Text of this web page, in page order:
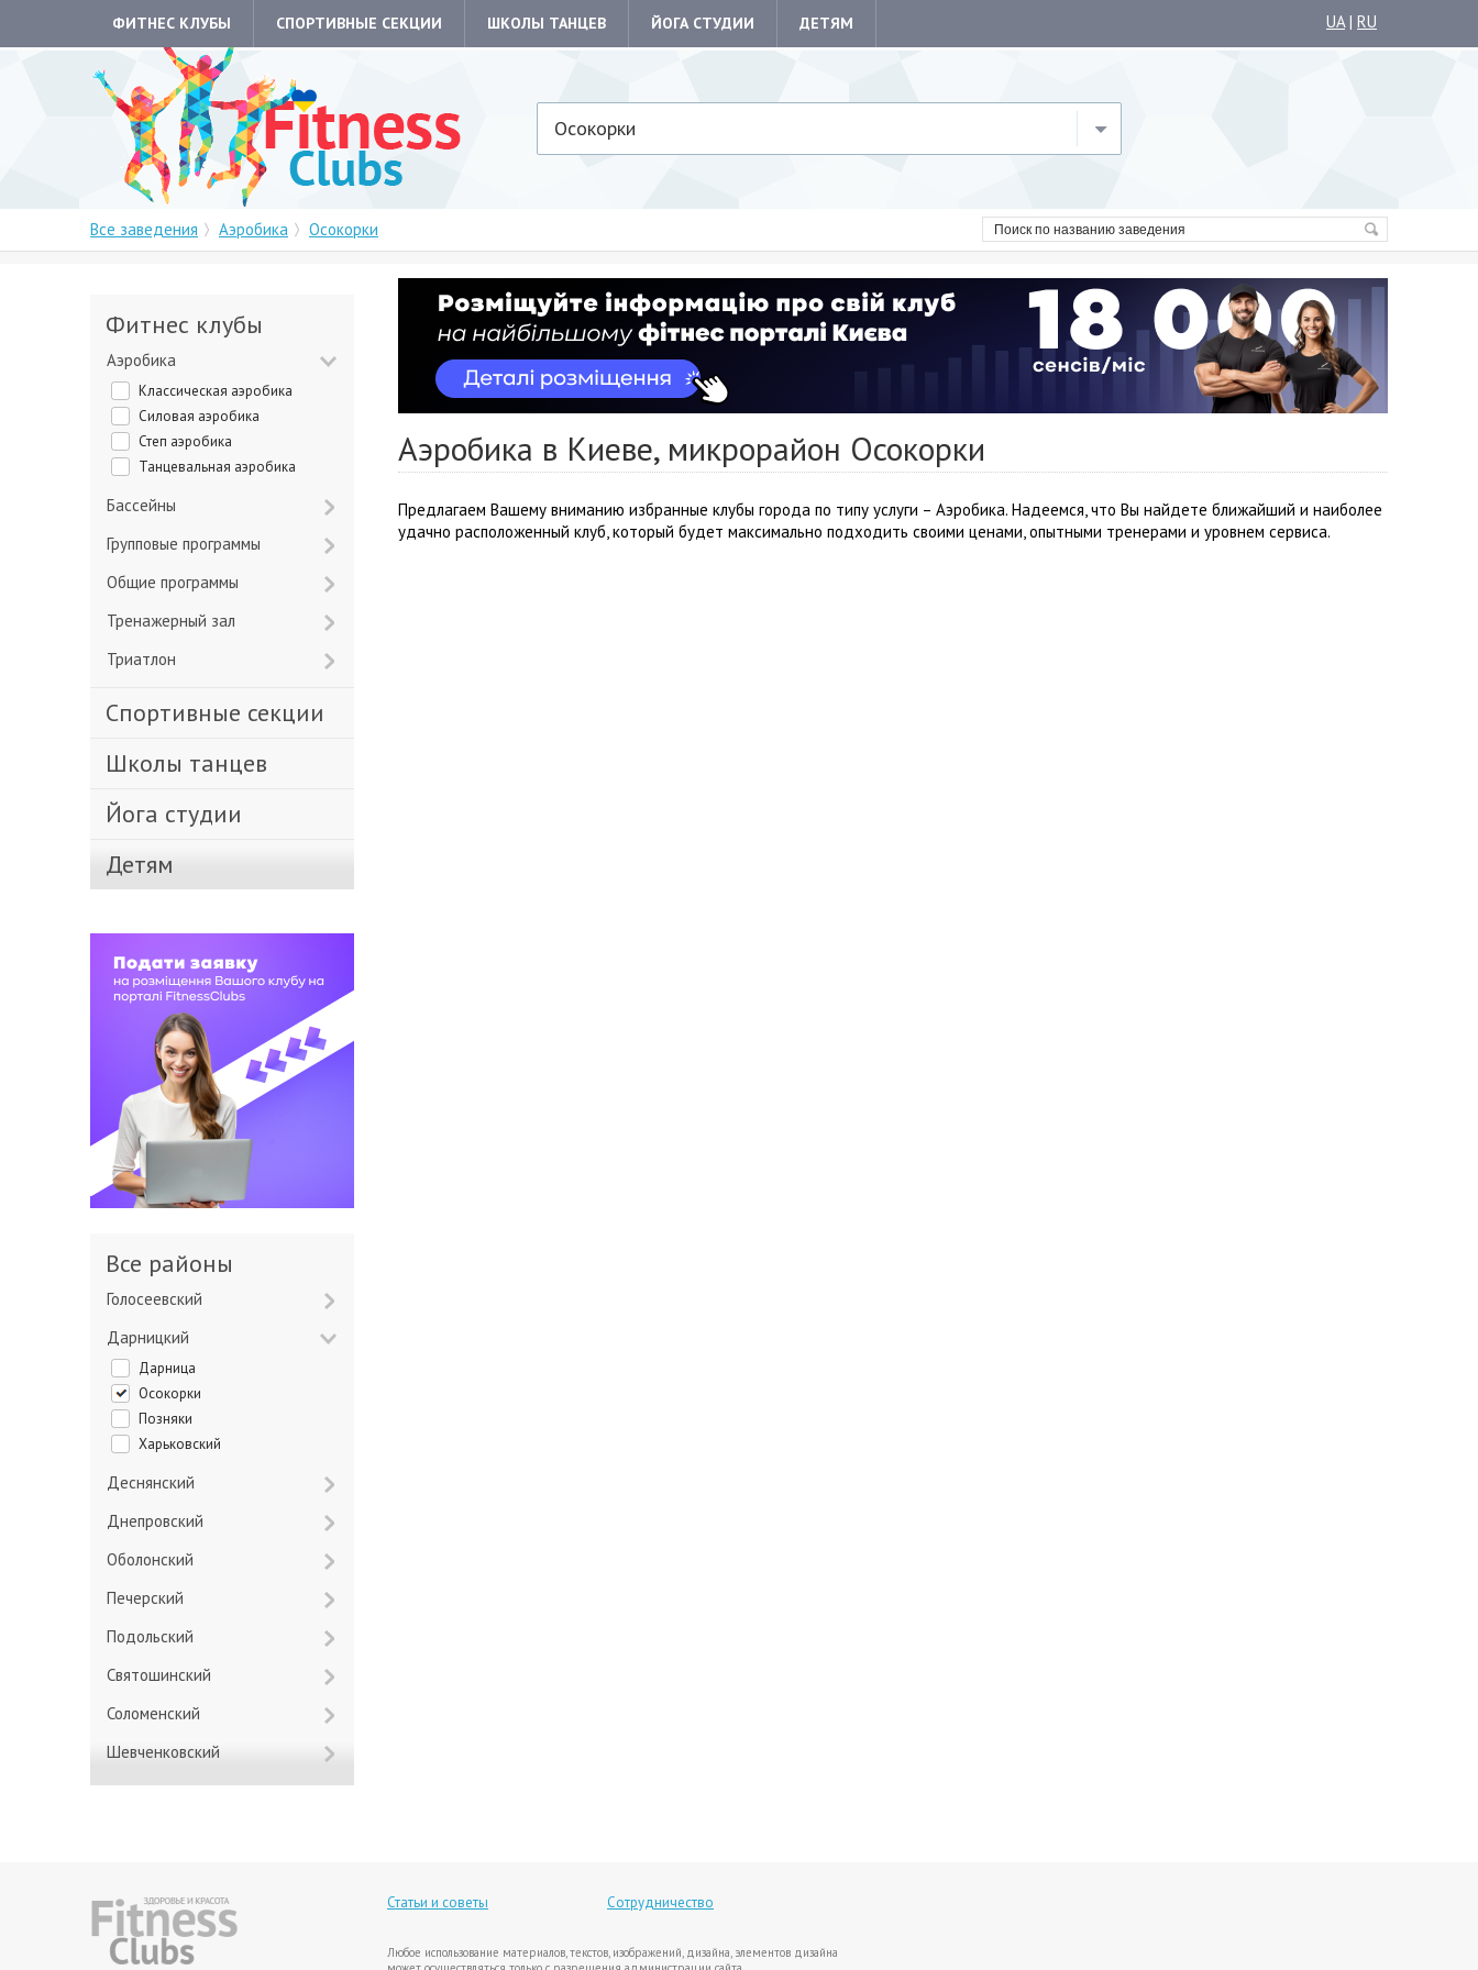
ФИТНЕС КЛУБЫ СПОРТИВНЫЕ СЕКЦИИ ШКОЛЫ ТАНЦЕВ ЙОГА СТУДИИ ДЕТЯМ UA| RU
Осокорки
Все заведения Аэробика Осокорки
Аэробика в Киеве, микрорайон Осокорки
Предлагаем Вашему вниманию избранные клубы города по типу услуги – Аэробика. Надеемся, что Вы найдете ближайший и наиболее
удачно расположенный клуб, который будет максимально подходить своими ценами, опытными тренерами и уровнем сервиса.
Фитнес клубы
Аэробика
Классическая аэробика
Силовая аэробика
Степ аэробика
Танцевальная аэробика
Бассейны
Групповые программы
Общие программы
Тренажерный зал
Триатлон
Спортивные секции
Школы танцев
Йога студии
Детям
Все районы
Голосеевский
Дарницкий
Дарница
Осокорки
Позняки
Харьковский
Деснянский
Днепровский
Оболонский
Печерский
Подольский
Святошинский
Соломенский
Шевченковский
Статьи и советы Сотрудничество
Любое использование материалов, текстов, изображений, дизайна, элементов дизайна